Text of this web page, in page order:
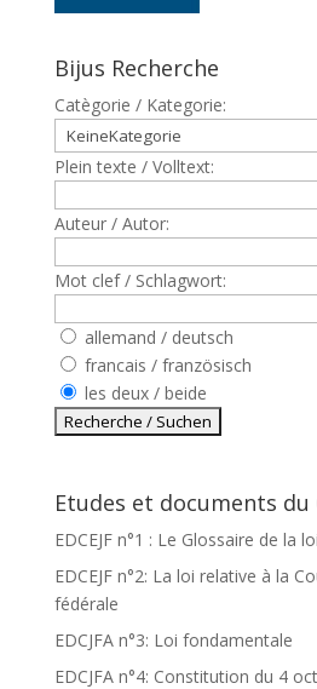
Bijus Recherche
Catègorie / Kategorie:
Plein texte / Volltext:
Auteur / Autor:
Mot clef / Schlagwort:
allemand / deutsch
francais / französisch
les deux / beide
Etudes et documents du
EDCEJF n°1 : Le Glossaire de la
EDCEJF n°2: La loi relative à la
fédérale
EDCJFA n°3: Loi fondamentale
EDCJFA n°4: Constitution du 4